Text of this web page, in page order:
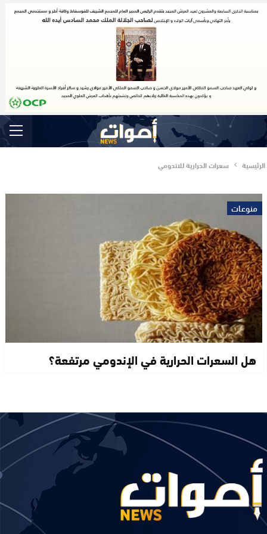
الرئيسية سعرات الحرارية للاندومي
منوعات
هل السعرات الحرارية في الإندومي مرتفعة؟